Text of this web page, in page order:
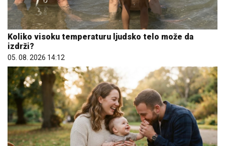
Koliko visoku temperaturu ljudsko telo može da
izdrži?
05. 08. 2026 14:12